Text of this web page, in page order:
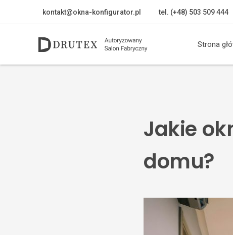
kontakt@okna-konfigurator.pl tel. (+48) 503 509 444
Strona
Jakie
domu?